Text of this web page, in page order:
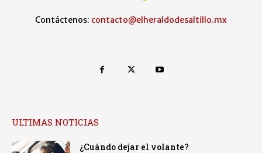
Contáctenos: contacto@elheraldodesaltillo.mx
ULTIMAS NOTICIAS
¿Cuándo dejar el volante?